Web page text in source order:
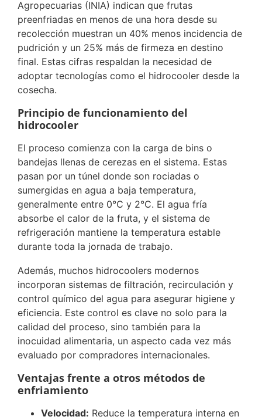
Agropecuarias (INIA) indican que frutas
preenfriadas en menos de una hora desde su
recolección muestran un 40% menos incidencia de
pudrición y un 25% más de firmeza en destino
final. Estas cifras respaldan la necesidad de
adoptar tecnologías como el hidrocooler desde la
cosecha.
Principio de funcionamiento del
hidrocooler
El proceso comienza con la carga de bins o
bandejas llenas de cerezas en el sistema. Estas
pasan por un túnel donde son rociadas o
sumergidas en agua a baja temperatura,
generalmente entre 0°C y 2°C. El agua fría
absorbe el calor de la fruta, y el sistema de
refrigeración mantiene la temperatura estable
durante toda la jornada de trabajo.
Además, muchos hidrocoolers modernos
incorporan sistemas de filtración, recirculación y
control químico del agua para asegurar higiene y
eficiencia. Este control es clave no solo para la
calidad del proceso, sino también para la
inocuidad alimentaria, un aspecto cada vez más
evaluado por compradores internacionales.
Ventajas frente a otros métodos de
enfriamiento
Velocidad: Reduce la temperatura interna en